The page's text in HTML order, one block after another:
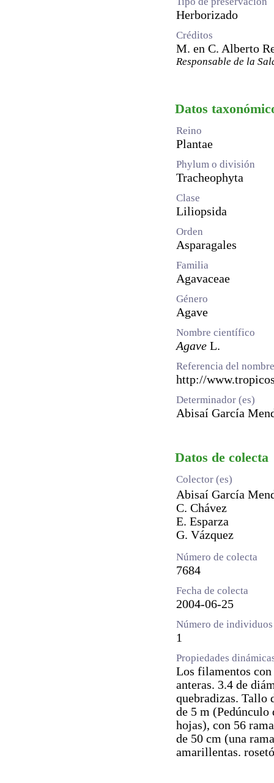
Herborizado
Créditos
M. en C. Alberto
Responsable de la
Datos
Reino
Plantae
Phylum o división
Tracheophyta
Clase
Liliopsida
Orden
Asparagales
Familia
Agavaceae
Género
Agave
Nombre científico
Agave L.
Referencia del
http://
Determinador (es)
Abisaí García
Datos de colecta
Colector (es)
Abisaí García
C. Chávez
E. Esparza
G. Vázquez
Número de colecta
7684
Fecha de colecta
2004-06-25
Número de
1
Propiedades
Los filamentos
anteras. 3.4 de
quebradizas. Tallo
de 5 m (Pedúnculo
hojas), con 56
de 50 cm (una
amarillentas.